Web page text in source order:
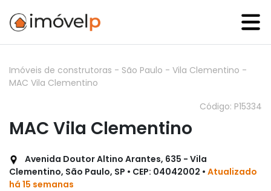
Imóveis de construtoras - São Paulo - Vila Clementino -
MAC Vila Clementino
Código: P15334
MAC Vila Clementino
Avenida Doutor Altino Arantes, 635 - Vila
Clementino, São Paulo, SP • CEP: 04042002 • Atualizado
há 15 semanas